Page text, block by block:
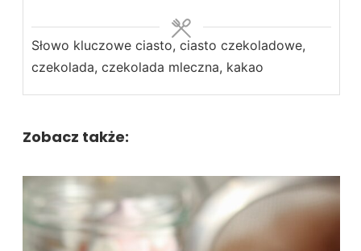
Słowo kluczowe ciasto, ciasto czekoladowe,
czekolada, czekolada mleczna, kakao
Zobacz także: